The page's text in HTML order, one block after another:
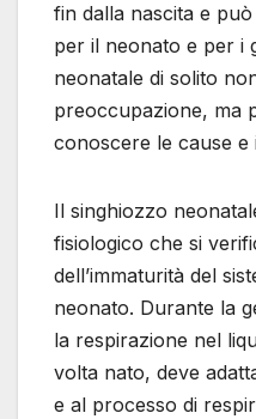
fin dalla nascita e
per il neonato e per i
neonatale di solito
preoccupazione, ma
conoscere le cause e
Il singhiozzo
fisiologico che si
dell’immaturità del
neonato. Durante la
la respirazione nel
volta nato, deve
e al processo di